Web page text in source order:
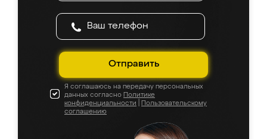
Отправить
Я соглашаюсь на передачу персональных
данных согласно Политике
конфиденциальности
Пользовательскому
соглашению